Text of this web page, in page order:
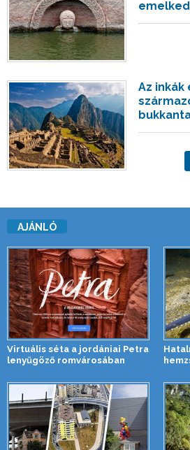
Az
AJÁNLÓ
Virtuális séta a jordániai Petra
lenyűgöző romvárosában